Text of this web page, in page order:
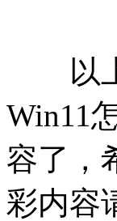
以上
Win11
容了，
彩内容